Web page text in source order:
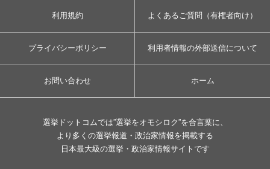
利用規約 よくあるご質問（有権者向け）
プライバシーポリシー 利用者情報の外部送信について
お問い合わせ ホーム
選挙ドットコムでは”選挙をオモシロク”を合言葉に、
より多くの選挙報道・政治家情報を掲載する
日本最大級の選挙・政治家情報サイトです